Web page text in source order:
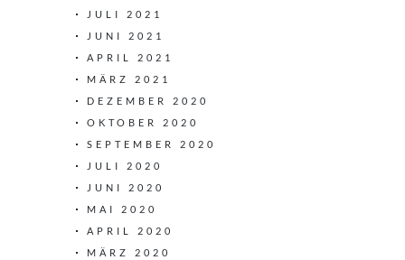
JULI 2021
JUNI 2021
APRIL 2021
MÄRZ 2021
DEZEMBER 2020
OKTOBER 2020
SEPTEMBER 2020
JULI 2020
JUNI 2020
MAI 2020
APRIL 2020
MÄRZ 2020